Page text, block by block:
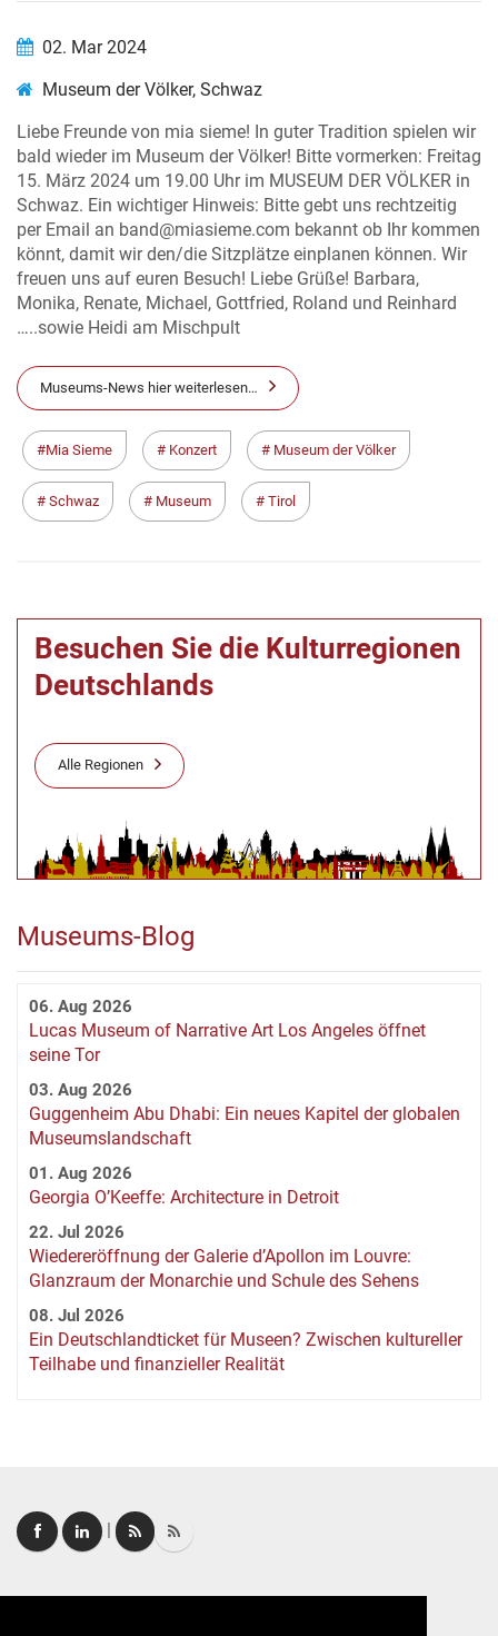
02. Mar 2024
Museum der Völker, Schwaz
Liebe Freunde von mia sieme! In guter Tradition spielen wir
bald wieder im Museum der Völker! Bitte vormerken: Freitag
15. März 2024 um 19.00 Uhr im MUSEUM DER VÖLKER in
Schwaz. Ein wichtiger Hinweis: Bitte gebt uns rechtzeitig
per Email an band@miasieme.com bekannt ob Ihr kommen
könnt, damit wir den/die Sitzplätze einplanen können. Wir
freuen uns auf euren Besuch! Liebe Grüße! Barbara,
Monika, Renate, Michael, Gottfried, Roland und Reinhard
…..sowie Heidi am Mischpult
Museums-News hier weiterlesen…
Mia Sieme Konzert Museum der Völker
Schwaz Museum Tirol
Besuchen Sie die Kulturregionen
Deutschlands
Alle Regionen
Museums-Blog
06. Aug 2026
Lucas Museum of Narrative Art Los Angeles öffnet
seine Tor
03. Aug 2026
Guggenheim Abu Dhabi: Ein neues Kapitel der globalen
Museumslandschaft
01. Aug 2026
Georgia O’Keeffe: Architecture in Detroit
22. Jul 2026
Wiedereröffnung der Galerie d’Apollon im Louvre:
Glanzraum der Monarchie und Schule des Sehens
08. Jul 2026
Ein Deutschlandticket für Museen? Zwischen kultureller
Teilhabe und finanzieller Realität
|